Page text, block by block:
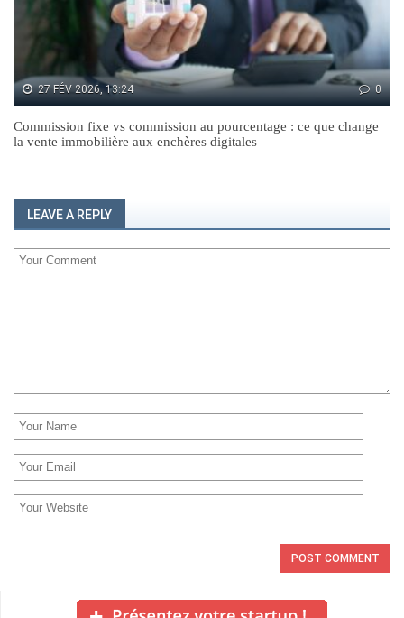
27 FÉV 2026, 13:24 0
Commission fixe vs commission au pourcentage : ce que change
la vente immobilière aux enchères digitales
LEAVE A REPLY